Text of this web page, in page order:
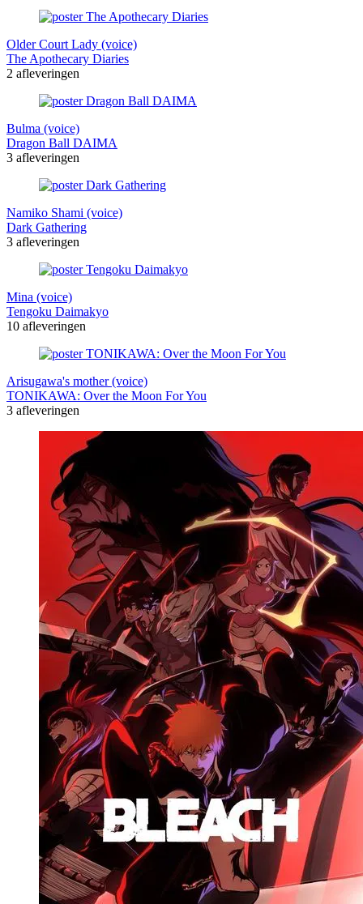
Older Court Lady (voice)
The Apothecary Diaries
2 afleveringen
Bulma (voice)
Dragon Ball DAIMA
3 afleveringen
Namiko Shami (voice)
Dark Gathering
3 afleveringen
Mina (voice)
Tengoku Daimakyo
10 afleveringen
Arisugawa's mother (voice)
TONIKAWA: Over the Moon For You
3 afleveringen